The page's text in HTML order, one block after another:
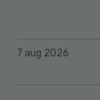
7 aug 2026